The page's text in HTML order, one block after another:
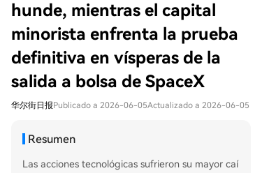
hunde, mientras el capital
minorista enfrenta la prueba
definitiva en vísperas de la
salida a bolsa de SpaceX
华尔街日报Publicado a 2026-06-05Actualizado a 2026-06-05
Resumen
Las acciones tecnológicas sufrieron su mayor caí